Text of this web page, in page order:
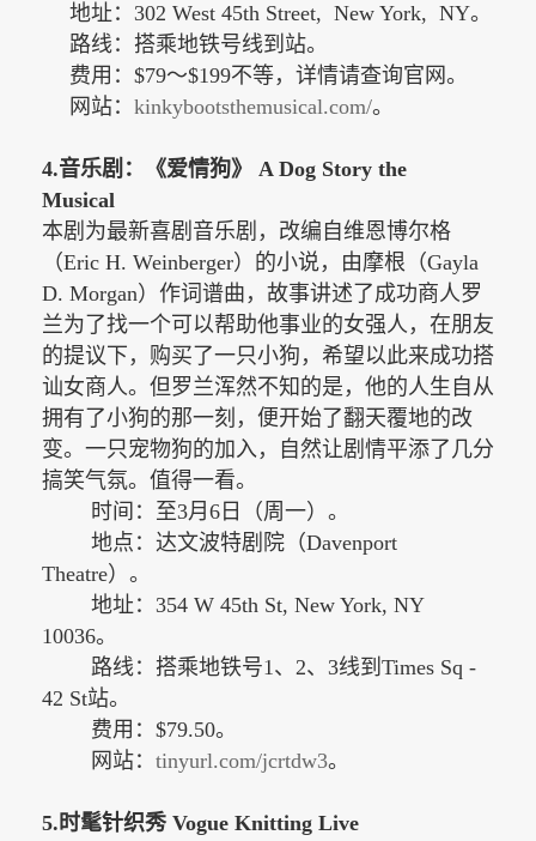
地址：302 West 45th Street, New York, NY。
路线：搭乘地铁号线到站。
费用：$79～$199不等，详情请查询官网。
网站： kinkybootsthemusical.com/。
4.音乐剧： 《爱情狗》
A Dog Story the
Musical
本剧为最新喜剧音乐剧，改编自维恩博尔格
（Eric H. Weinberger）的小说，由摩根（Gayla
D. Morgan）作词谱曲，故事讲述了成功商人罗
兰为了找一个可以帮助他事业的女强人，在朋友
的提议下，购买了一只小狗，希望以此来成功搭
讪女商人。但罗兰浑然不知的是，他的人生自从
拥有了小狗的那一刻，便开始了翻天覆地的改
变。一只宠物狗的加入，自然让剧情平添了几分
搞笑气氛。值得一看。
时间：至3月6日（周一）。
地点：达文波特剧院（Davenport
Theatre）。
地址： 354 W 45th St, New York, NY
10036。
路线：搭乘地铁号1、2、3线到Times Sq -
42 St站。
费用：$79.50。
网站： tinyurl.com/jcrtdw3。
5.时髦针织秀 Vogue Knitting Live